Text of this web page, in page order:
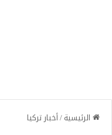
الرئيسية/أخبار تركيا